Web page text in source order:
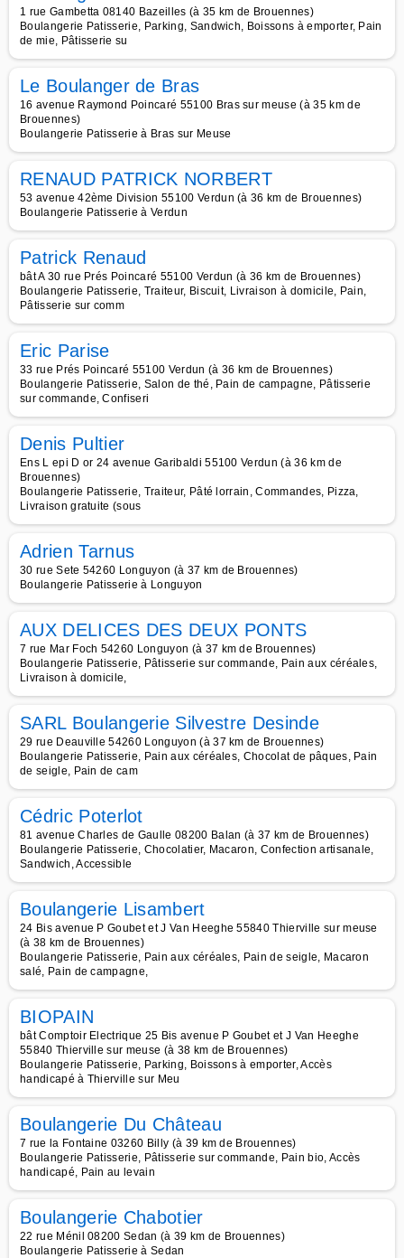
1 rue Gambetta 08140 Bazeilles (à 35 km de Brouennes)
Boulangerie Patisserie, Parking, Sandwich, Boissons à emporter, Pain
de mie, Pâtisserie su
Le Boulanger de Bras
16 avenue Raymond Poincaré 55100 Bras sur meuse (à 35 km de
Brouennes)
Boulangerie Patisserie à Bras sur Meuse
RENAUD PATRICK NORBERT
53 avenue 42ème Division 55100 Verdun (à 36 km de Brouennes)
Boulangerie Patisserie à Verdun
Patrick Renaud
bât A 30 rue Prés Poincaré 55100 Verdun (à 36 km de Brouennes)
Boulangerie Patisserie, Traiteur, Biscuit, Livraison à domicile, Pain,
Pâtisserie sur comm
Eric Parise
33 rue Prés Poincaré 55100 Verdun (à 36 km de Brouennes)
Boulangerie Patisserie, Salon de thé, Pain de campagne, Pâtisserie
sur commande, Confiseri
Denis Pultier
Ens L epi D or 24 avenue Garibaldi 55100 Verdun (à 36 km de
Brouennes)
Boulangerie Patisserie, Traiteur, Pâté lorrain, Commandes, Pizza,
Livraison gratuite (sous
Adrien Tarnus
30 rue Sete 54260 Longuyon (à 37 km de Brouennes)
Boulangerie Patisserie à Longuyon
AUX DELICES DES DEUX PONTS
7 rue Mar Foch 54260 Longuyon (à 37 km de Brouennes)
Boulangerie Patisserie, Pâtisserie sur commande, Pain aux céréales,
Livraison à domicile,
SARL Boulangerie Silvestre Desinde
29 rue Deauville 54260 Longuyon (à 37 km de Brouennes)
Boulangerie Patisserie, Pain aux céréales, Chocolat de pâques, Pain
de seigle, Pain de cam
Cédric Poterlot
81 avenue Charles de Gaulle 08200 Balan (à 37 km de Brouennes)
Boulangerie Patisserie, Chocolatier, Macaron, Confection artisanale,
Sandwich, Accessible
Boulangerie Lisambert
24 Bis avenue P Goubet et J Van Heeghe 55840 Thierville sur meuse
(à 38 km de Brouennes)
Boulangerie Patisserie, Pain aux céréales, Pain de seigle, Macaron
salé, Pain de campagne,
BIOPAIN
bât Comptoir Electrique 25 Bis avenue P Goubet et J Van Heeghe
55840 Thierville sur meuse (à 38 km de Brouennes)
Boulangerie Patisserie, Parking, Boissons à emporter, Accès
handicapé à Thierville sur Meu
Boulangerie Du Château
7 rue la Fontaine 03260 Billy (à 39 km de Brouennes)
Boulangerie Patisserie, Pâtisserie sur commande, Pain bio, Accès
handicapé, Pain au levain
Boulangerie Chabotier
22 rue Ménil 08200 Sedan (à 39 km de Brouennes)
Boulangerie Patisserie à Sedan